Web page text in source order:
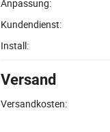
Anpassung:
Kundendienst:
Install:
Versand
Versandkosten: